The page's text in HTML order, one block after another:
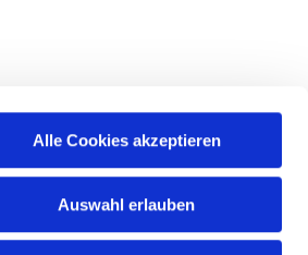
Alle Cookies akzeptieren
Auswahl erlauben